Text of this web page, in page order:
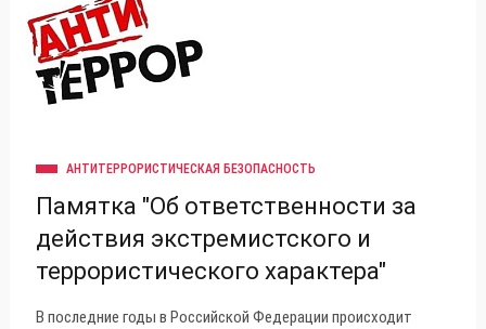
АНТИТЕРРОРИСТИЧЕСКАЯ БЕЗОПАСНОСТЬ
Памятка "Об ответственности за
действия экстремистского и
террористического характера"
В последние годы в Российской Федерации происходит